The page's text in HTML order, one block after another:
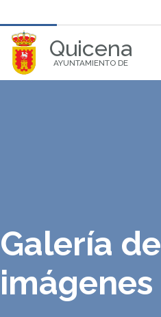
Quicena
AYUNTAMIENTO DE
Galería de
imágenes